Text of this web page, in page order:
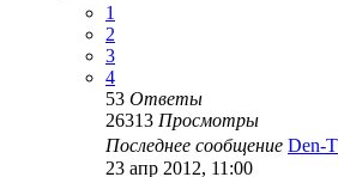
1
2
3
4
53 Ответы
26313 Просмотры
Последнее сообщение Den-T
23 апр 2012, 11:00